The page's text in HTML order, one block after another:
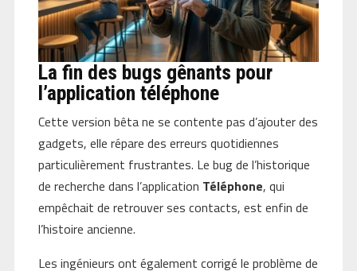
La fin des bugs gênants pour
l’application téléphone
Cette version bêta ne se contente pas d’ajouter des
gadgets, elle répare des erreurs quotidiennes
particulièrement frustrantes. Le bug de l’historique
de recherche dans l’application Téléphone, qui
empêchait de retrouver ses contacts, est enfin de
l’histoire ancienne.
Les ingénieurs ont également corrigé le problème de